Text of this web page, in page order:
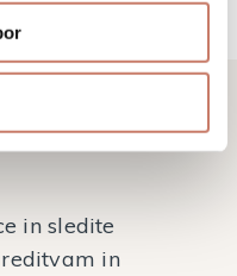
in sledite
in